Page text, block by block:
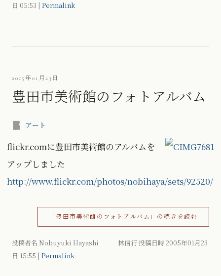
日 05:53 | Permalink
2005年01月23日
豊田市美術館のフォトアルバム
アート
flickr.comに豊田市美術館のアルバムを
アップしました
http://www.flickr.com/photos/nobihaya/sets/92520/
「豊田市美術館のフォトアルバム」の続きを読む
投稿者名 Nobuyuki Hayashi 林信行 投稿日時 2005年01月23
日 15:55 | Permalink